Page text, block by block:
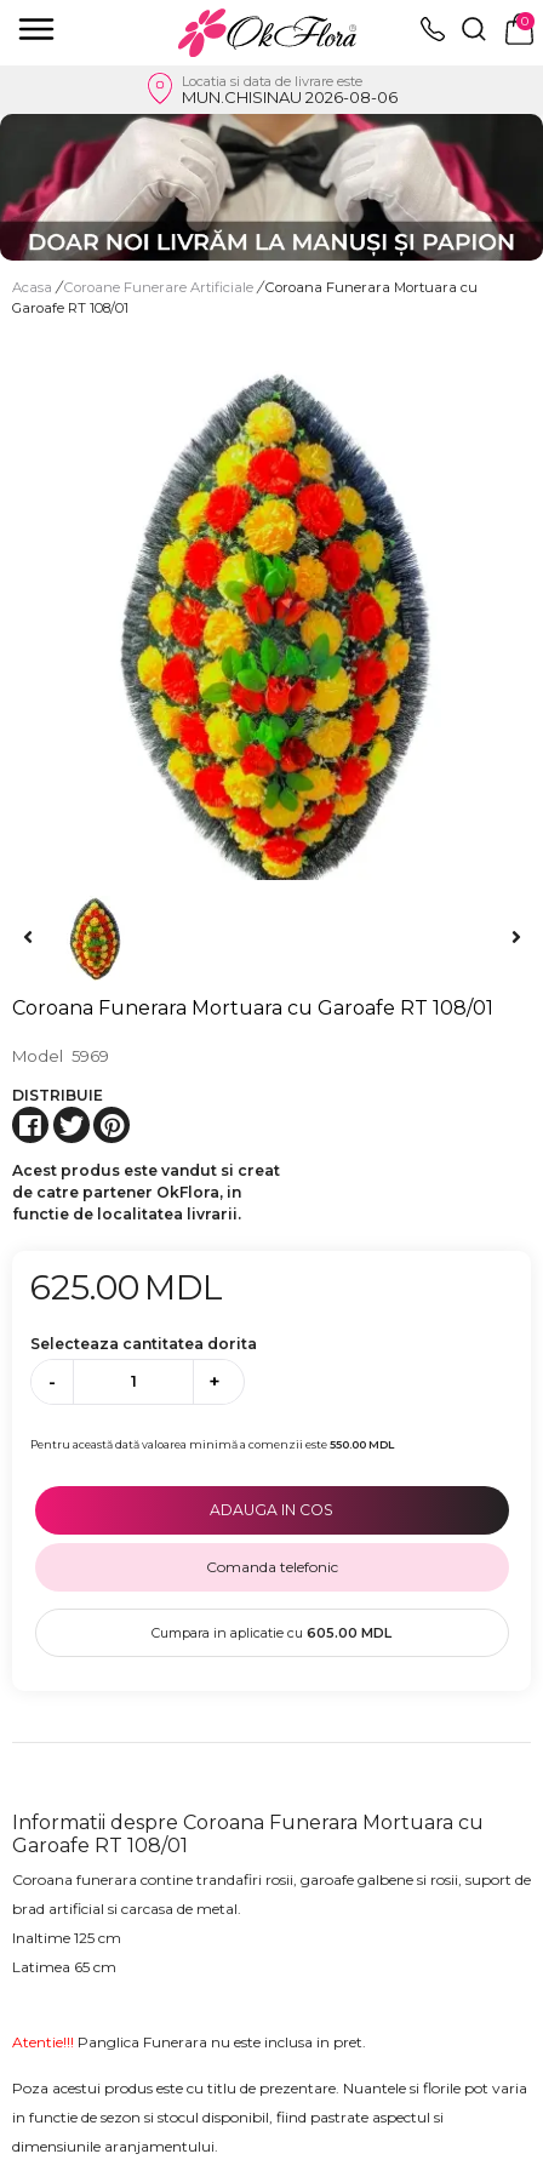
0
Locatia si data de livrare este
MUN.CHISINAU 2026-08-06
Acasa / Coroane Funerare Artificiale / Coroana Funerara Mortuara cu
Garoafe RT 108/01
Coroana Funerara Mortuara cu Garoafe RT 108/01
Model 5969
DISTRIBUIE
Acest produs este vandut si creat
de catre partener OkFlora, in
functie de localitatea livrarii.
625.00 MDL
Selecteaza cantitatea dorita
- +
Pentru această dată valoarea minimă a comenzii este550.00MDL
ADAUGA IN COS
Comanda telefonic
Cumpara in aplicatie cu 605.00 MDL
Informatii despre Coroana Funerara Mortuara cu
Garoafe RT 108/01
Coroana funerara contine trandafiri rosii, garoafe galbene si rosii, suport de
brad artificial si carcasa de metal.
Inaltime 125 cm
Latimea 65 cm
Atentie!!! Panglica Funerara nu este inclusa in pret.
Poza acestui produs este cu titlu de prezentare. Nuantele si florile pot varia
in functie de sezon si stocul disponibil, fiind pastrate aspectul si
dimensiunile aranjamentului.